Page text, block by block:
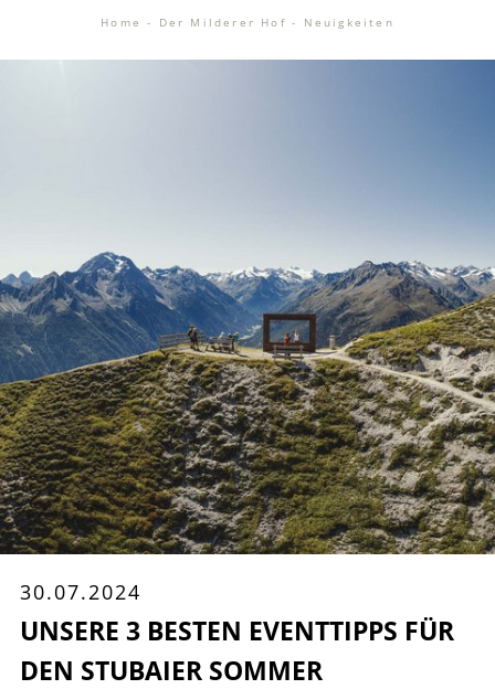
Home- Der Milderer Hof- Neuigkeiten
30.07.2024
UNSERE 3 BESTEN EVENTTIPPS FÜR
DEN STUBAIER SOMMER